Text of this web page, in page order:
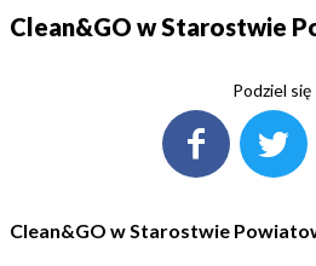
Clean&GO w Starostwie
Podziel się
Clean&GO w Starostwie